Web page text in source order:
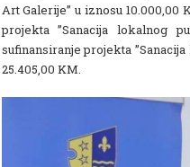
Art Galerije” u iznosu
projekta ”Sanacija lokalnog
sufinansiranje projekta
25.405,00 KM.